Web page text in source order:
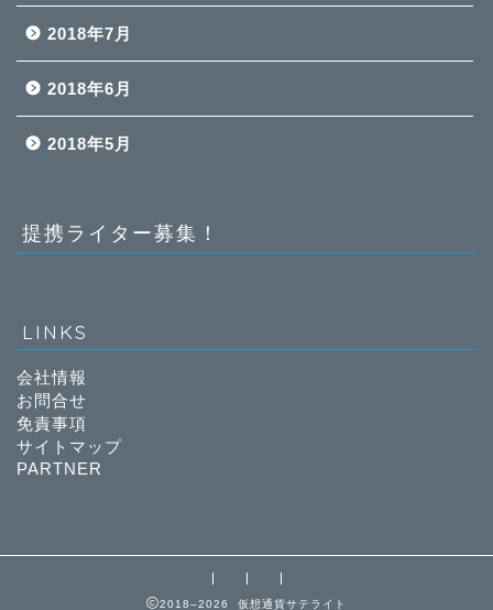
2018年7月
2018年6月
2018年5月
提携ライター募集！
LINKS
会社情報
お問合せ
免責事項
サイトマップ
PARTNER
2018–2026 仮想通貨サテライト